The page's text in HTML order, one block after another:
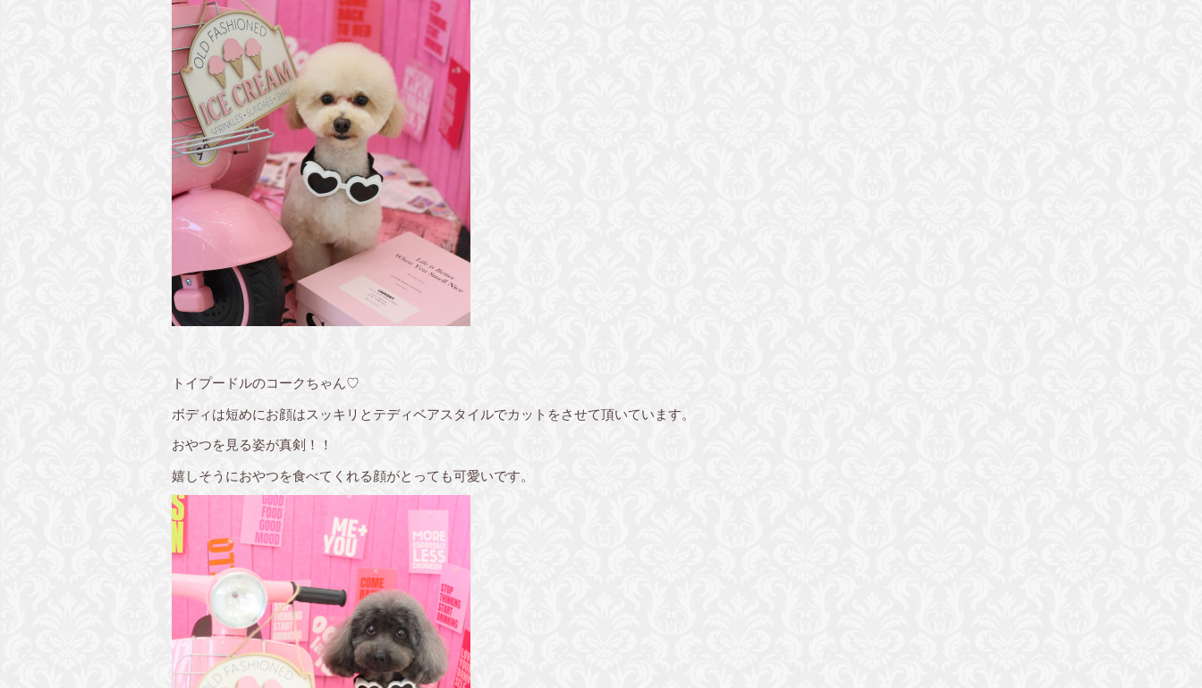
トイプードルのコークちゃん♡
ボディは短めにお顔はスッキリとテディベアスタイルでカットをさせて頂いています。
おやつを見る姿が真剣！！
嬉しそうにおやつを食べてくれる顔がとっても可愛いです。